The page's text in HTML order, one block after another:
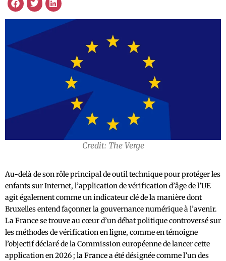
Credit: The Verge
Au-delà de son rôle principal de outil technique pour protéger les
enfants sur Internet, l’application de vérification d’âge de l’UE
agit également comme un indicateur clé de la manière dont
Bruxelles entend façonner la gouvernance numérique à l’avenir.
La France se trouve au cœur d’un débat politique controversé sur
les méthodes de vérification en ligne, comme en témoigne
l’objectif déclaré de la Commission européenne de lancer cette
application en 2026 ; la France a été désignée comme l’un des